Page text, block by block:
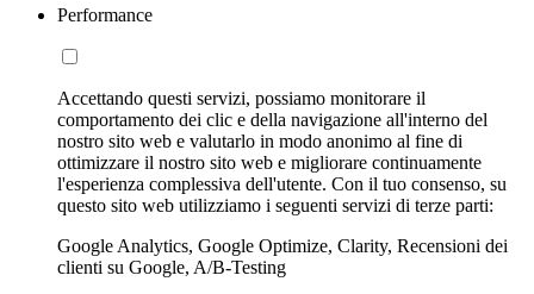
Performance
Accettando questi servizi, possiamo monitorare il
comportamento dei clic e della navigazione all'interno del
nostro sito web e valutarlo in modo anonimo al fine di
ottimizzare il nostro sito web e migliorare continuamente
l'esperienza complessiva dell'utente. Con il tuo consenso, su
questo sito web utilizziamo i seguenti servizi di terze parti:
Google Analytics, Google Optimize, Clarity, Recensioni dei
clienti su Google, A/B-Testing